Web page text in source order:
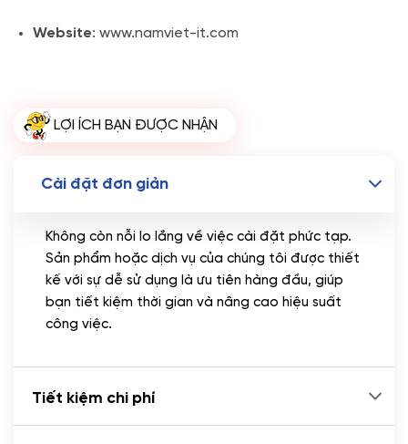
Website: www.namviet-it.com
LỢI ÍCH BẠN ĐƯỢC NHẬN
Cài đặt đơn giản
Không còn nỗi lo lắng về việc cài đặt phức tạp.
Sản phẩm hoặc dịch vụ của chúng tôi được thiết
kế với sự dễ sử dụng là ưu tiên hàng đầu, giúp
bạn tiết kiệm thời gian và nâng cao hiệu suất
công việc.
Tiết kiệm chi phí